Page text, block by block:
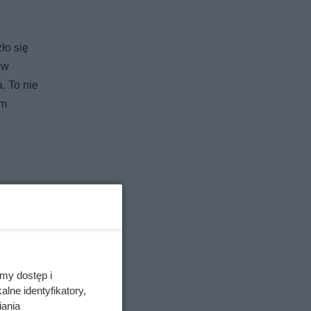
się
To nie
- za
dostęp i
identyfikatory,